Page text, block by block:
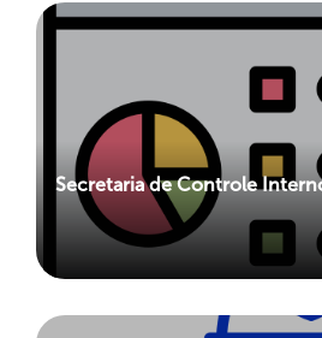
Secretaria de Controle